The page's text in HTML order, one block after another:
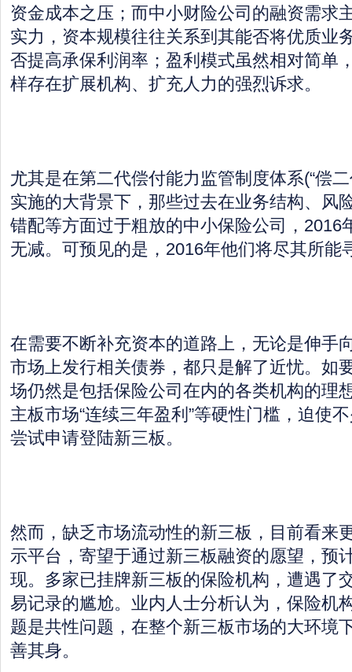
资金成本之压；而中小财险公司的融资需求
实力，资本规模往往关系到其能否将优质业
否提高承保利润率；盈利模式虽然相对简单
样存在扩展机构、扩充人力的强烈诉求。
尤其是在第二代偿付能力监管制度体系(“偿
实施的大背景下，那些过去在业务结构、风
错配等方面过于粗放的中小保险公司，2016
无减。可预见的是，2016年他们将尽其所能
在需要不断补充资本的道路上，无论是伸手
市场上发行相关债券，都只是解了近忧。如
场仍然是包括保险公司在内的各类机构的理
主板市场“连续三年盈利”等硬性门槛，迫使
尝试申请登陆新三板。
然而，缺乏市场流动性的新三板，目前看来
示平台，寄望于通过新三板融资的愿望，预
现。多家已挂牌新三板的保险机构，遭遇了
易记录的尴尬。业内人士分析认为，保险机
题是共性问题，在整个新三板市场的大环境
善其身。